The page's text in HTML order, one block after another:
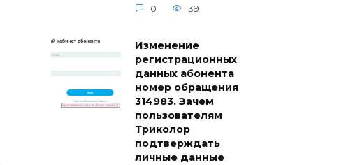
0 39
Изменение
регистрационных
данных абонента
номер обращения
314983. Зачем
пользователям
Триколор
подтверждать
личные данные